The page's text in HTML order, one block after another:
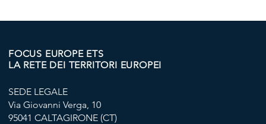
FOCUS EUROPE ETS
LA RETE DEI TERRITORI EUROPEI
SEDE LEGALE
Via Giovanni Verga, 10
95041 CALTAGIRONE (CT)